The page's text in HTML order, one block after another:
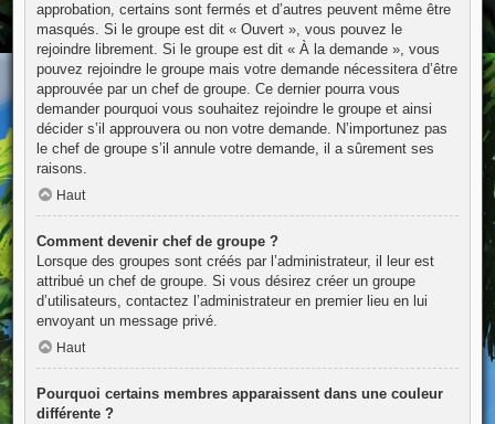
approbation, certains sont fermés et d’autres peuvent même être
masqués. Si le groupe est dit « Ouvert », vous pouvez le
rejoindre librement. Si le groupe est dit « À la demande », vous
pouvez rejoindre le groupe mais votre demande nécessitera d’être
approuvée par un chef de groupe. Ce dernier pourra vous
demander pourquoi vous souhaitez rejoindre le groupe et ainsi
décider s’il approuvera ou non votre demande. N’importunez pas
le chef de groupe s’il annule votre demande, il a sûrement ses
raisons.
Haut
Comment devenir chef de groupe ?
Lorsque des groupes sont créés par l’administrateur, il leur est
attribué un chef de groupe. Si vous désirez créer un groupe
d’utilisateurs, contactez l’administrateur en premier lieu en lui
envoyant un message privé.
Haut
Pourquoi certains membres apparaissent dans une couleur
différente ?